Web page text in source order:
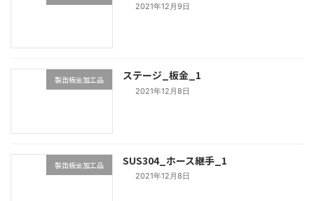
2021年12月9日
製缶板金加工品 ステージ_板金_1
2021年12月8日
製缶板金加工品 SUS304_ホース継手_1
2021年12月8日